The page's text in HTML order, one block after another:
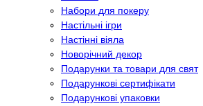
Набори для покеру
Настільні ігри
Настінні віяла
Новорічний декор
Подарунки та товари для свят
Подарункові сертифікати
Подарункові упаковки